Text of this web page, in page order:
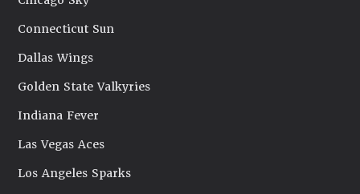
Connecticut Sun
Dallas Wings
Golden State Valkyries
Indiana Fever
Las Vegas Aces
Los Angeles Sparks